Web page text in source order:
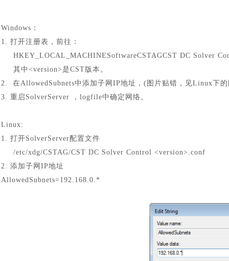
Windows：
1. 打开注册表，前往：
HKEY_LOCAL_MACHINESoftwareCSTAGCST DC Solver
其中 <version>是CST版本。
2.
在AllowedSubnets中添加子网IP地址，(图片贴错，见Linux下
3. 重启SolverServer ，logfile中确定网络。
Linux:
1. 打开SolverServer配置文件
/etc/xdg/CSTAG/CST DC Solver Control <version>.conf
2. 添加子网IP地址
AllowedSubnets=192.168.0.*